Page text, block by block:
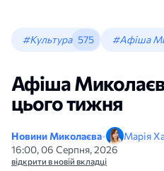
#Культура 575 #Афіша
Афіша
цього тижня
Новини Миколаєва• Марія
16:00, 06 Серпня, 2026
відкрити в новій вкладці